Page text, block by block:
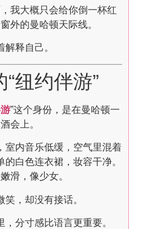
我大概只会给你倒一杯红
外的曼哈顿天际线。
解释自己。
纽约伴游”
”这个身份，是在曼哈顿一
会上。
室内音乐低缓，空气里混着
白色连衣裙，妆容干净。
滑，像少女。
，却没有接话。
，分寸感比语言更重要。